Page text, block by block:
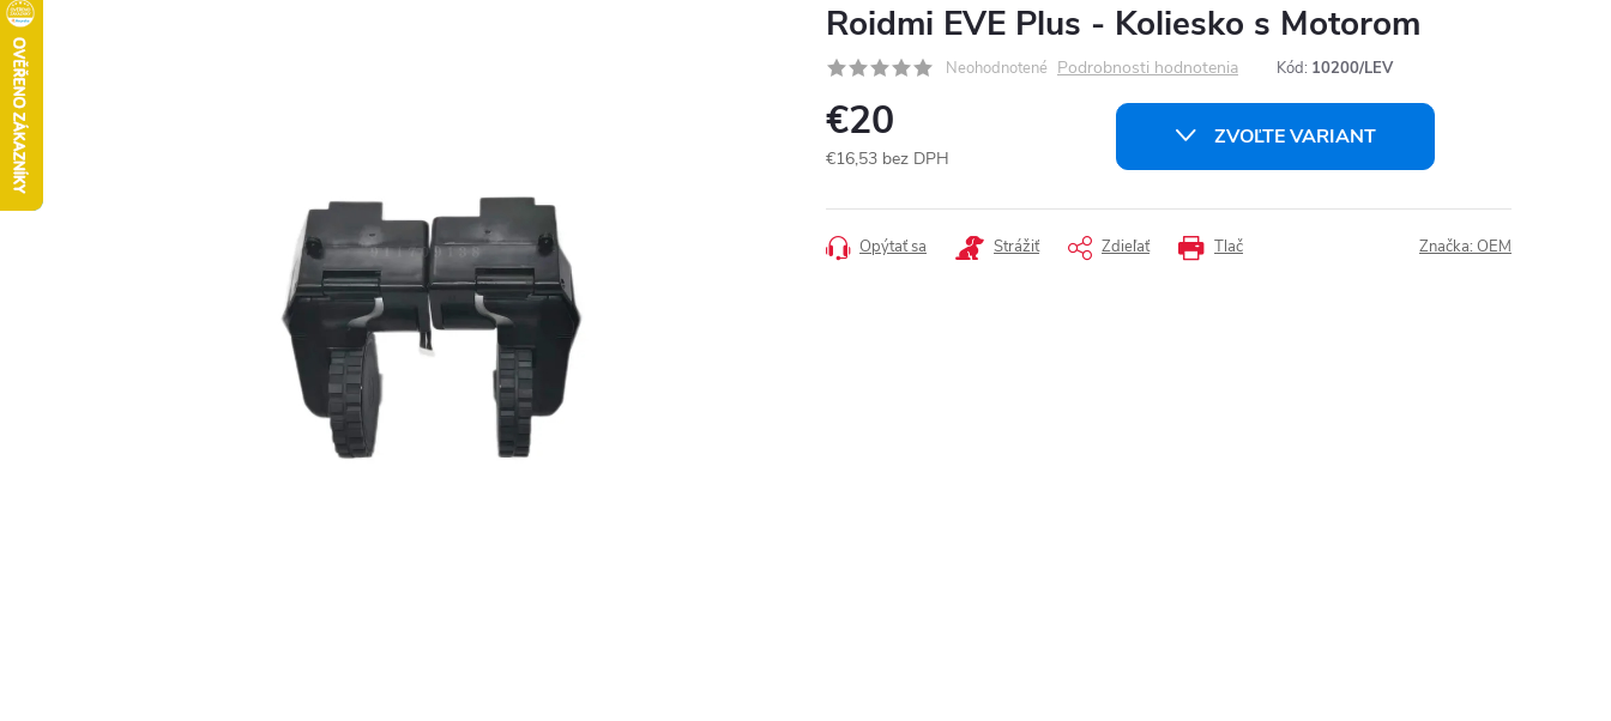
Roidmi EVE Plus - Koliesko s Motorom
Neohodnotené Podrobnosti hodnotenia Kód: 10200/LEV
€20
€16,53 bez DPH
cena:
ZVOĽTE VARIANT
Tlač
Opýtať sa Strážiť Zdieľať Značka: OEM